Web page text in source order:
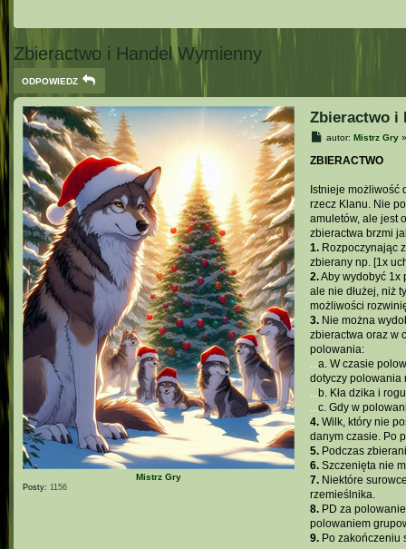
Zbieractwo i Handel Wymienny
ODPOWIEDZ
Mistrz Gry
Posty: 1156
Zbieractwo i
P
s
autor:Mistrz Gry
ZBIERACTWO
Istnieje możliwość
rzecz Klanu. Nie
amuletów, ale jest
zbieractwa brzmi
1.Rozpoczynając
zbierany np. [1x
2.Aby wydobyć 1x
ale nie dłużej, niż
możliwości
3.Nie można
zbieractwa oraz w
polowania:
...a. W czasie
dotyczy polowania
...b. Kła dzika i
...c. Gdy w
4.Wilk, który nie
danym czasie. Po
5.Podczas
6.Szczenięta nie
7.Niektóre
rzemieślnika.
8.PD za polowanie
polowaniem
9.Po zakończeniu